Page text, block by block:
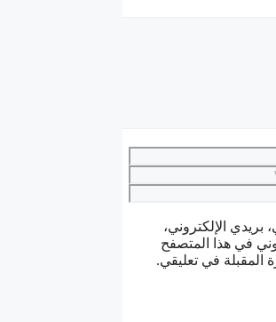
الإلكتروني،
في هذا المتصفح
المقبلة في تعليقي.